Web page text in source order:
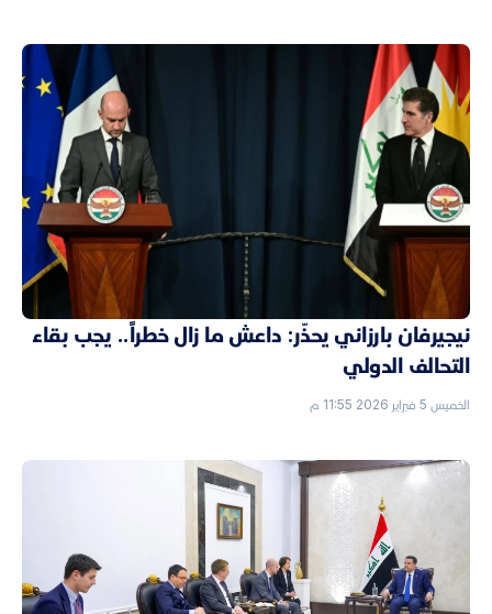
نيجيرفان بارزاني يحذّر: داعش ما زال خطراً.. يجب بقاء
التحالف الدولي
الخميس 5 فبراير 2026 11:55 م